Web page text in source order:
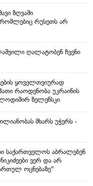
ზღვაში
რომლებიც რუსეთს არ
ღალატობენ ჩვენი
ყოველთვიურად
რაოდენობა უკრაინის
ზელენსკი
მხარს უჭერს -
საქართველოს აბრალებენ
ვერ და არ
ოცნებაზე"